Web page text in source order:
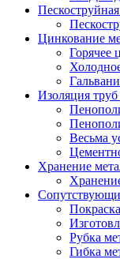
Цинкование
Горячее
Изоляция труб
Весьма
Хранение
Рубка
Гибка